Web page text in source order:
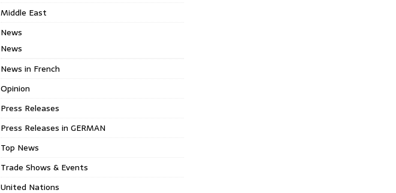
Middle East
News
News
News in French
Opinion
Press Releases
Press Releases in GERMAN
Top News
Trade Shows & Events
United Nations